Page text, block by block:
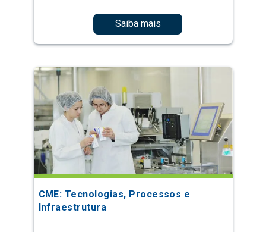
Saiba mais
CME: Tecnologias, Processos e
Infraestrutura